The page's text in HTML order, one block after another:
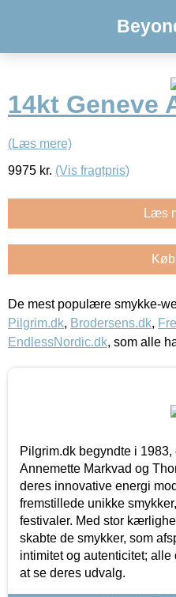
14kt Geneve
(Læs mere)
9975 kr. (Vis fragtpris)
Læs
De mest populære smykke-
Pilgrim.dk, Brodersens.dk,
EndlessNordic.dk, som alle
Pilgrim.dk begyndte i
Annemette Markvad og
deres innovative energi
fremstillede unikke
festivaler. Med stor
skabte de smykker, som
intimitet og autenticitet;
at se deres udvalg.